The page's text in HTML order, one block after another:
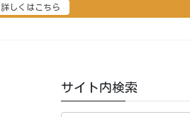
詳しくはこちら
サイト内検索